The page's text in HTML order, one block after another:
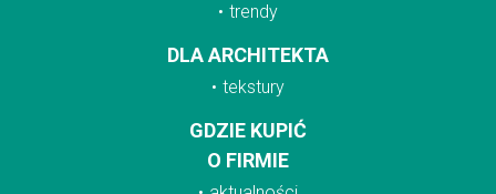
trendy
DLA ARCHITEKTA
tekstury
GDZIE KUPIĆ
O FIRMIE